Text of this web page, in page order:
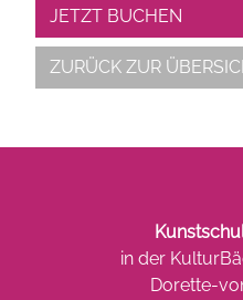
JETZT BUCHEN
ZURÜCK ZUR
in der
Dorette-